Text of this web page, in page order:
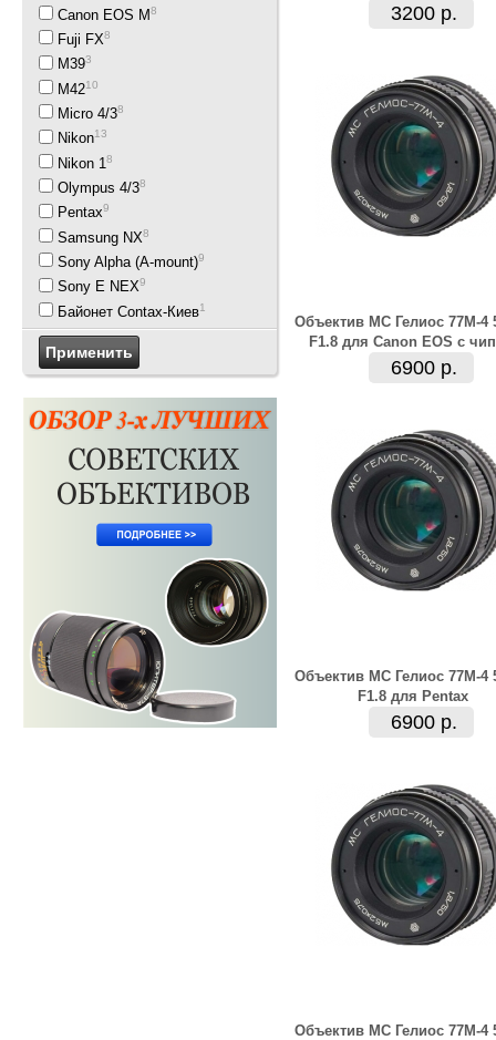
Canon EOS M8
Fuji FX8
M393
M4210
Micro 4/38
Nikon13
Nikon 18
Olympus 4/38
Pentax9
Samsung NX8
Sony Alpha (A-mount)9
Sony E NEX9
Байонет Contax-Киев1
3200 р.
Объектив МС Гелиос 77М-4
F1.8 для Canon EOS с
6900 р.
Объектив МС Гелиос 77М-4
F1.8 для Pentax
6900 р.
Объектив МС Гелиос 77М-4